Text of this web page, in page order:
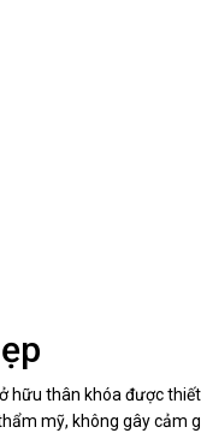
hữu thân khóa được
mỹ, không gây cảm